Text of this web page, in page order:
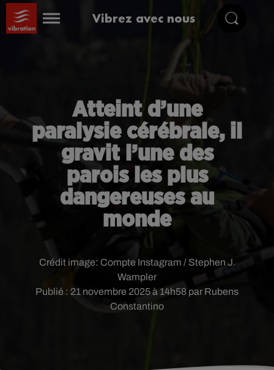
Vibrez avec nous
Atteint d’une
paralysie cérébrale, il
gravit l’une des
parois les plus
dangereuses au
monde
Publié : 21 novembre 2025 à 14h58 par Rubens
Constantino
Crédit image: Compte Instagram / Stephen J.
Wampler